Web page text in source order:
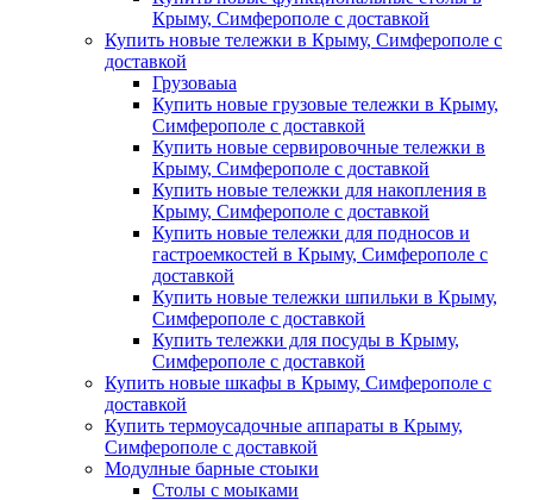
Крыму, Симферополе с доставкой
Купить новые тележки в Крыму, Симферополе с
доставкой
Грузоваыа
Купить новые грузовые тележки в Крыму,
Симферополе с доставкой
Купить новые сервировочные тележки в
Крыму, Симферополе с доставкой
Купить новые тележки для накопления в
Крыму, Симферополе с доставкой
Купить новые тележки для подносов и
гастроемкостей в Крыму, Симферополе с
доставкой
Купить новые тележки шпильки в Крыму,
Симферополе с доставкой
Купить тележки для посуды в Крыму,
Симферополе с доставкой
Купить новые шкафы в Крыму, Симферополе с
доставкой
Купить термоусадочные аппараты в Крыму,
Симферополе с доставкой
Модулные барные стоыки
Столы с моыками